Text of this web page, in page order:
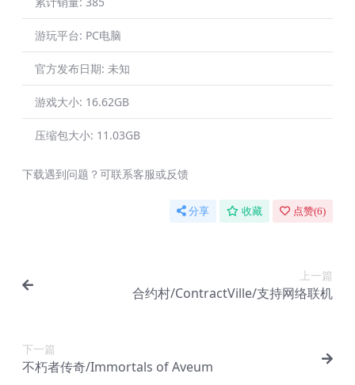
游玩平台: PC电脑
官方发布日期: 未知
游戏大小: 16.62GB
压缩包大小: 11.03GB
下载遇到问题？可联系客服或反馈
分享 收藏 点赞(6)
上一篇
合约村/ContractVille/支持网络联机
下一篇
不朽者传奇/Immortals of Aveum